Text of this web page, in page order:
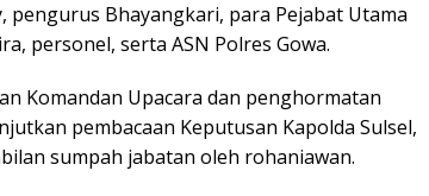
pengurus Bhayangkari, para Pejabat Utama
personel, serta ASN Polres Gowa.
Komandan Upacara dan penghormatan
pembacaan Keputusan Kapolda Sulsel,
sumpah jabatan oleh rohaniawan.